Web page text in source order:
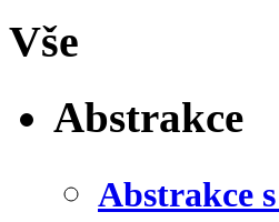
Vše
Abstrakce
Abstrakce